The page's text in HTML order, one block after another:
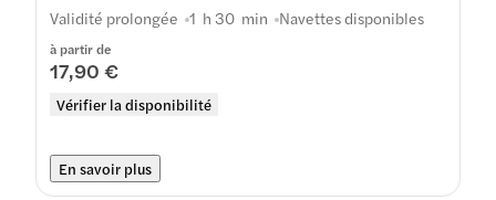
à partir de
17,90 €
Vérifier la disponibilité
Validité prolongée 1 h 30 min Navettes disponibles
En savoir plus